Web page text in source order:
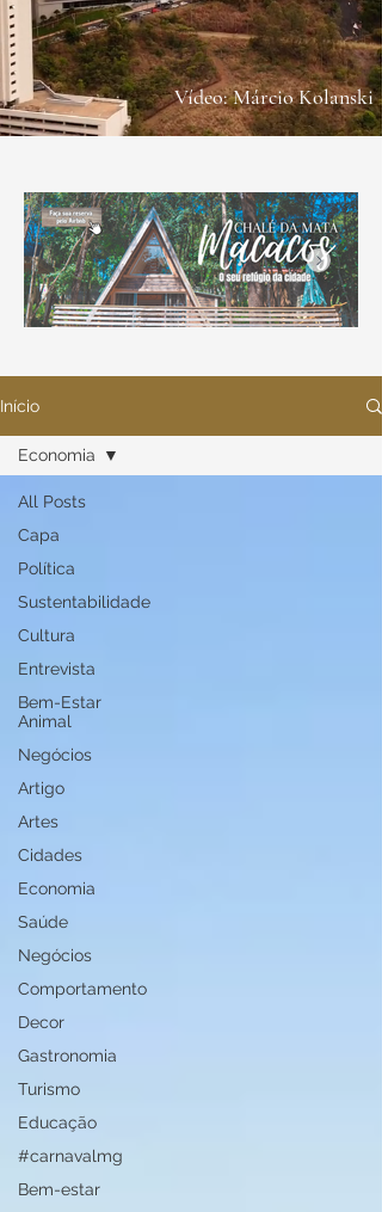
Vídeo: Márcio Kolanski
Início
All Posts
Capa
Política
Sustentabilidade
Cultura
Entrevista
Bem-Estar
Animal
Negócios
Artigo
Artes
Cidades
Economia
Saúde
Negócios
Comportamento
Decor
Gastronomia
Turismo
Educação
#carnavalmg
Bem-estar
Economia